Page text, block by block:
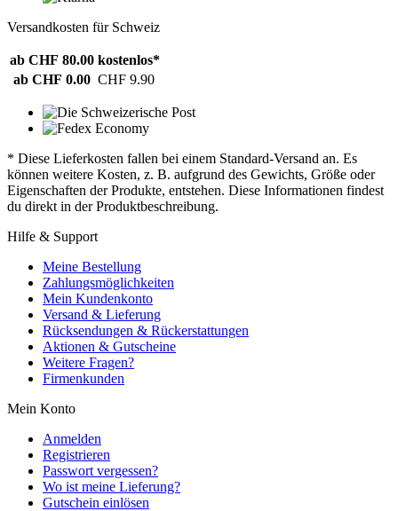
Versandkosten für Schweiz
ab CHF 80.00 kostenlos*
ab CHF 0.00 CHF 9.90
* Diese Lieferkosten fallen bei einem Standard-Versand an. Es
können weitere Kosten, z. B. aufgrund des Gewichts, Größe oder
Eigenschaften der Produkte, entstehen. Diese Informationen findest
du direkt in der Produktbeschreibung.
Hilfe & Support
Meine Bestellung
Zahlungsmöglichkeiten
Mein Kundenkonto
Versand & Lieferung
Rücksendungen & Rückerstattungen
Aktionen & Gutscheine
Weitere Fragen?
Firmenkunden
Mein Konto
Anmelden
Registrieren
Passwort vergessen?
Wo ist meine Lieferung?
Gutschein einlösen